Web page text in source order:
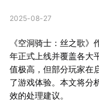
2025-08-27
《空洞骑士：丝之歌
年正式上线并覆盖各大
值极高，但部分玩家在
了游戏体验。本文将分
效的处理建议。